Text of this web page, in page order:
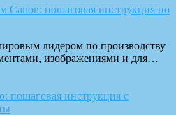
Canon: пошаговая инструкция по
лидером по производству
изображениями и для…
пошаговая инструкция с